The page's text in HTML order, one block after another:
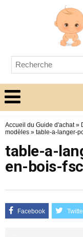
Accueil du Guide d'achat»
modèles » table-a-langer-
table-a-
en-bois-fsc